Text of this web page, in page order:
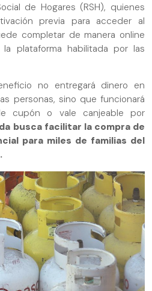
de Hogares (RSH), quienes
previa para acceder al
completar de manera online
la plataforma habilitada por las
no entregará dinero en
personas, sino que funcionará
cupón o vale canjeable por
busca facilitar la compra de
para miles de familias del